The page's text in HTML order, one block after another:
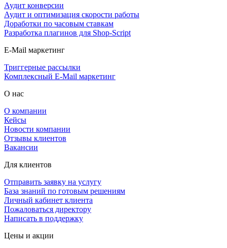
Аудит конверсии
Аудит и оптимизация скорости работы
Доработки по часовым ставкам
Разработка плагинов для Shop-Script
E-Mail маркетинг
Триггерные рассылки
Комплексный E-Mail маркетинг
О нас
О компании
Кейсы
Новости компании
Отзывы клиентов
Вакансии
Для клиентов
Отправить заявку на услугу
База знаний по готовым решениям
Личный кабинет клиента
Пожаловаться директору
Написать в поддержку
Цены и акции